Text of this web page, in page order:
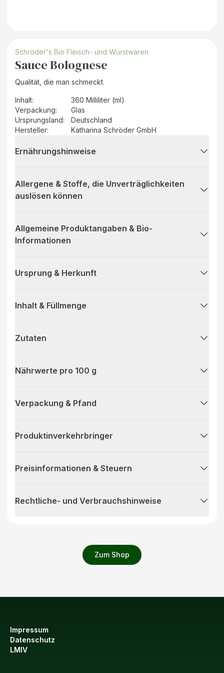
Zum Shop
Schröder's Bio Fleisch- und Wurstwaren
Sauce Bolognese
Qualität, die man schmeckt.
Inhalt:
360 Milliliter (ml)
Verpackung:
Glas
Ursprungsland:
Deutschland
Hersteller: Katharina Schröder GmbH
Ernährungshinweise
Allergene & Stoffe, die Unverträglichkeiten
auslösen können
Allgemeine Produktangaben & Bio-
Informationen
Ursprung & Herkunft
Inhalt & Füllmenge
Zutaten
Nährwerte pro 100 g
Verpackung & Pfand
Produktinverkehrbringer
Preisinformationen & Steuern
Rechtliche- und Verbrauchshinweise
Impressum
Datenschutz
LMIV